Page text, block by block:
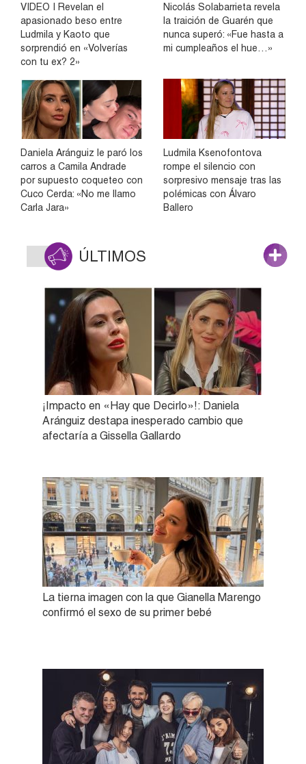
VIDEO | Revelan el
apasionado beso entre
Ludmila y Kaoto que
sorprendió en «Volverías
con tu ex? 2»
Nicolás Solabarrieta revela
la traición de Guarén que
nunca superó: «Fue hasta a
mi cumpleaños el hue…»
Daniela Aránguiz le paró los
carros a Camila Andrade
por supuesto coqueteo con
Cuco Cerda: «No me llamo
Carla Jara»
Ludmila Ksenofontova
rompe el silencio con
sorpresivo mensaje tras las
polémicas con Álvaro
Ballero
ÚLTIMOS
¡Impacto en «Hay que Decirlo»!: Daniela
Aránguiz destapa inesperado cambio que
afectaría a Gissella Gallardo
La tierna imagen con la que Gianella Marengo
confirmó el sexo de su primer bebé